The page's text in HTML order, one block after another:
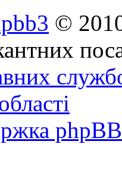
©
phpBB